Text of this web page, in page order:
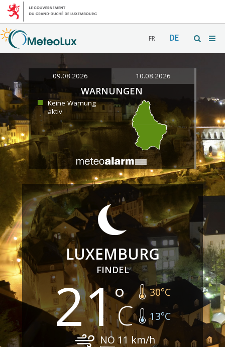
FR DE
09.08.2026 10.08.2026
WARNUNGEN
Keine Warnung
aktiv
LUXEMBURG
FINDEL
21 30°C
13°C
NO 11 km/h